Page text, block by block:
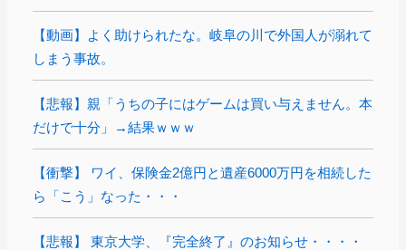
【動画】よく助けられたな。岐阜の川で外国人が溺れて
しまう事故。
【悲報】親「うちの子にはゲームは買い与えません。本
だけで十分」→結果ｗｗｗ
【衝撃】 ワイ、保険金2億円と遺産6000万円を相続した
ら「こう」なった・・・
【悲報】 東京大学、『完全終了』のお知らせ・・・・